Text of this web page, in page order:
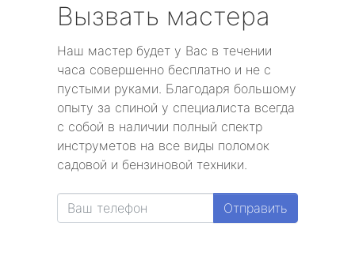
Вызвать мастера
Наш мастер будет у Вас в течении
часа совершенно бесплатно и не с
пустыми руками. Благодаря большому
опыту за спиной у специалиста всегда
с собой в наличии полный спектр
инструметов на все виды поломок
садовой и бензиновой техники.
Отправить